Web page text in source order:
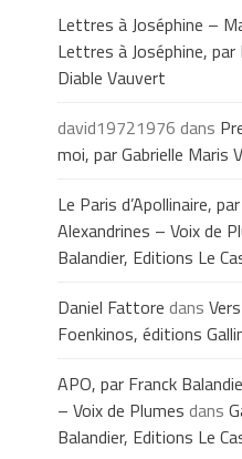
Lettres à Joséphine –
Lettres à Joséphine,
Diable Vauvert
david19721976 dans
moi, par Gabrielle Maris
Le Paris d’Apollinaire,
Alexandrines – Voix de
Balandier, Editions Le
Daniel Fattore dans
Foenkinos, éditions
APO, par Franck
– Voix de Plumes dans
Balandier, Editions Le